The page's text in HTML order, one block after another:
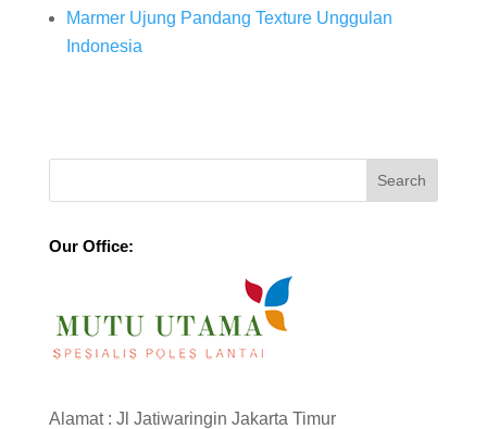
Marmer Ujung Pandang Texture Unggulan
Indonesia
Our Office:
Alamat : Jl Jatiwaringin Jakarta Timur